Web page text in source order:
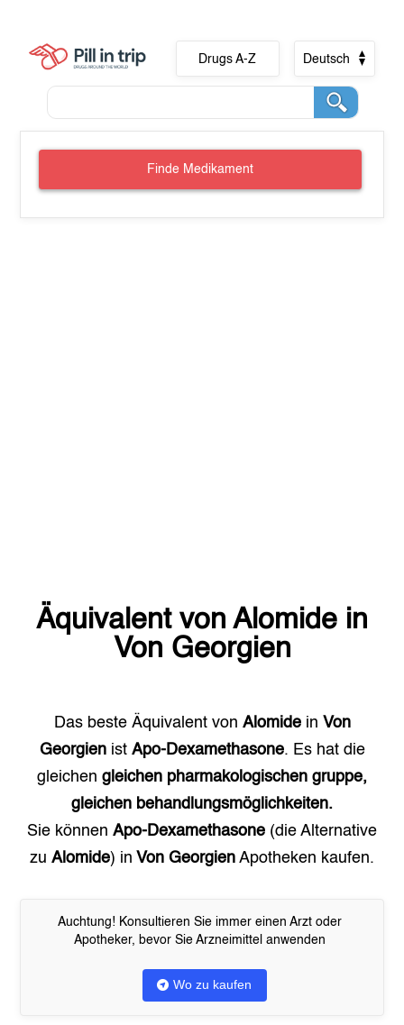
Drugs A-Z Deutsch
Finde Medikament
Äquivalent von Alomide in
Von Georgien
Das beste Äquivalent von Alomidein Von
Georgienist Apo-Dexamethasone. Es hat die
gleichen gleichen pharmakologischen gruppe,
gleichen behandlungsmöglichkeiten.
Sie können Apo-Dexamethasone (die Alternative
zu Alomide) in Von Georgien Apotheken kaufen.
Auchtung! Konsultieren Sie immer einen Arzt oder
Apotheker, bevor Sie Arzneimittel anwenden
Wo zu kaufen